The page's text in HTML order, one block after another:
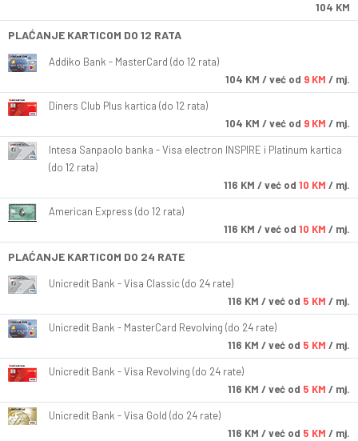
104 KM
PLAĆANJE KARTICOM DO 12 RATA
Addiko Bank - MasterCard (do 12 rata)
104 KM / već od 9 KM / mj.
Diners Club Plus kartica (do 12 rata)
104 KM / već od 9 KM / mj.
Intesa Sanpaolo banka - Visa electron INSPIRE i Platinum kartica
(do 12 rata)
116 KM / već od 10 KM / mj.
American Express (do 12 rata)
116 KM / već od 10 KM / mj.
PLAĆANJE KARTICOM DO 24 RATE
Unicredit Bank - Visa Classic (do 24 rate)
116 KM / već od 5 KM / mj.
Unicredit Bank - MasterCard Revolving (do 24 rate)
116 KM / već od 5 KM / mj.
Unicredit Bank - Visa Revolving (do 24 rate)
116 KM / već od 5 KM / mj.
Unicredit Bank - Visa Gold (do 24 rate)
116 KM / već od 5 KM / mj.